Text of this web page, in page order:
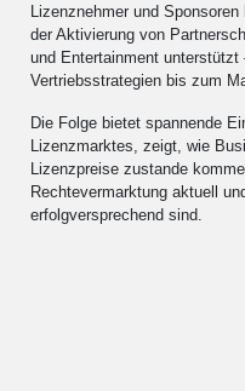
Lizenznehmer und
der Aktivierung von
und Entertainment unterstützt
Vertriebsstrategien bis zum
Die Folge bietet spannende
Lizenzmarktes, zeigt, wie
Lizenzpreise zustande
Rechtevermarktung aktuell
erfolgversprechend sind.